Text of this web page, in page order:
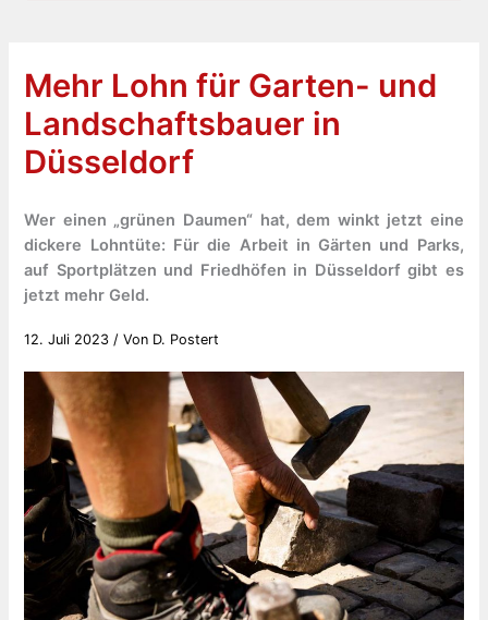
Mehr Lohn für Garten- und
Landschaftsbauer in
Düsseldorf
Wer einen „grünen Daumen“ hat, dem winkt jetzt eine
dickere Lohntüte: Für die Arbeit in Gärten und Parks,
auf Sportplätzen und Friedhöfen in Düsseldorf gibt es
jetzt mehr Geld.
12. Juli 2023 / Von D. Postert